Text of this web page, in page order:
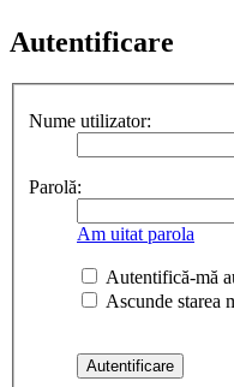
Autentificare
Nume utilizator:
Parolă:
Am uitat parola
Autentifică-mă
Ascunde starea